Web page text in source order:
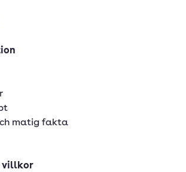
matig fakta
villkor